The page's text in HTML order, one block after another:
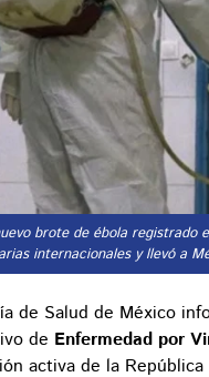
brote de ébola registrado
internacionales y llevó a
de Salud de México
de Enfermedad por
activa de la